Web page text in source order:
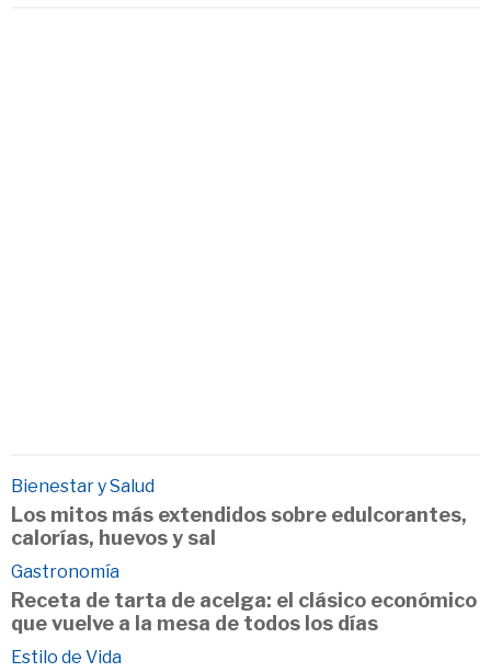
Bienestar y Salud
Los mitos más extendidos sobre edulcorantes,
calorías, huevos y sal
Gastronomía
Receta de tarta de acelga: el clásico económico
que vuelve a la mesa de todos los días
Estilo de Vida